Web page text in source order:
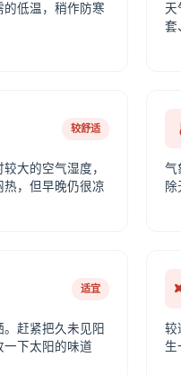
低温，稍作防寒
天
套
较舒适
大的空气湿度，
，但早晚仍很凉
气
除
适宜
赶紧把久未见阳
下太阳的味道
较
生